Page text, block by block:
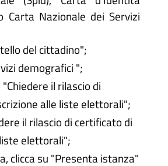
Carta Nazionale dei Servizi
del cittadino";
demografici ";
il rilascio di
alle liste elettorali";
il rilascio di certificato di
elettorali";
clicca su "Presenta istanza"